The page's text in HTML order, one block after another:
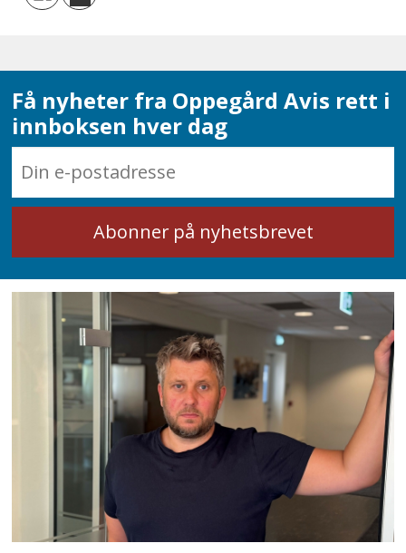
Få nyheter fra Oppegård Avis rett i
innboksen hver dag